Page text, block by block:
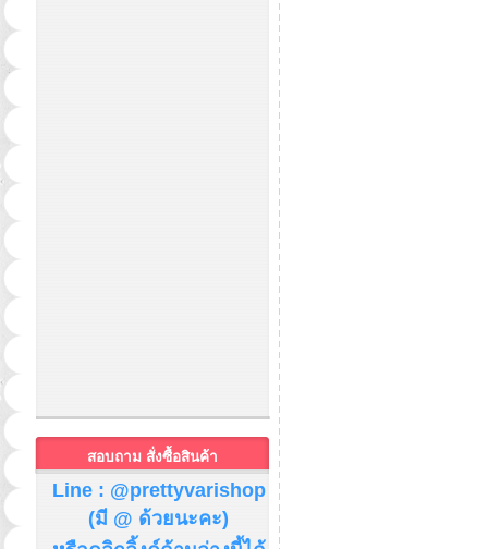
สอบถาม สั่งซื้อสินค้า
Line : @prettyvarishop
(มี @ ด้วยนะคะ)